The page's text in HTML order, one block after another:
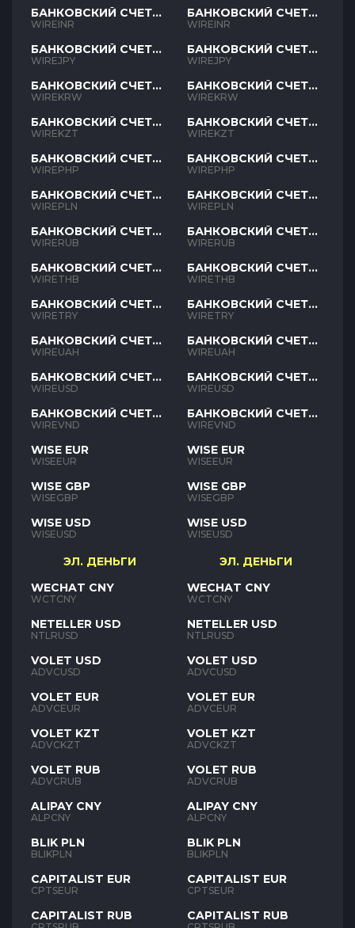
БАНКОВСКИЙ СЧЕТ
INR
WIREINR
БАНКОВСКИЙ СЧЕТ
JPY
WIREJPY
БАНКОВСКИЙ СЧЕТ
KRW
WIREKRW
БАНКОВСКИЙ СЧЕТ
KZT
WIREKZT
БАНКОВСКИЙ СЧЕТ
PHP
WIREPHP
БАНКОВСКИЙ СЧЕТ
PLN
WIREPLN
БАНКОВСКИЙ СЧЕТ
RUB
WIRERUB
БАНКОВСКИЙ СЧЕТ
THB
WIRETHB
БАНКОВСКИЙ СЧЕТ
TRY
WIRETRY
БАНКОВСКИЙ СЧЕТ
UAH
WIREUAH
БАНКОВСКИЙ СЧЕТ
USD
WIREUSD
БАНКОВСКИЙ СЧЕТ
VND
WIREVND
WISE EUR
WISEEUR
WISE GBP
WISEGBP
WISE USD
WISEUSD
ЭЛ. ДЕНЬГИ
WECHAT CNY
WCTCNY
NETELLER USD
NTLRUSD
VOLET USD
ADVCUSD
VOLET EUR
ADVCEUR
VOLET KZT
ADVCKZT
VOLET RUB
ADVCRUB
ALIPAY CNY
ALPCNY
BLIK PLN
BLIKPLN
CAPITALIST EUR
CPTSEUR
CAPITALIST RUB
БАНКОВСКИЙ СЧЕТ
INR
WIREINR
БАНКОВСКИЙ СЧЕТ
JPY
WIREJPY
БАНКОВСКИЙ СЧЕТ
KRW
WIREKRW
БАНКОВСКИЙ СЧЕТ
KZT
WIREKZT
БАНКОВСКИЙ СЧЕТ
PHP
WIREPHP
БАНКОВСКИЙ СЧЕТ
PLN
WIREPLN
БАНКОВСКИЙ СЧЕТ
RUB
WIRERUB
БАНКОВСКИЙ СЧЕТ
THB
WIRETHB
БАНКОВСКИЙ СЧЕТ
TRY
WIRETRY
БАНКОВСКИЙ СЧЕТ
UAH
WIREUAH
БАНКОВСКИЙ СЧЕТ
USD
WIREUSD
БАНКОВСКИЙ СЧЕТ
VND
WIREVND
WISE EUR
WISEEUR
WISE GBP
WISEGBP
WISE USD
WISEUSD
ЭЛ. ДЕНЬГИ
WECHAT CNY
WCTCNY
NETELLER USD
NTLRUSD
VOLET USD
ADVCUSD
VOLET EUR
ADVCEUR
VOLET KZT
ADVCKZT
VOLET RUB
ADVCRUB
ALIPAY CNY
ALPCNY
BLIK PLN
BLIKPLN
CAPITALIST EUR
CPTSEUR
CAPITALIST RUB